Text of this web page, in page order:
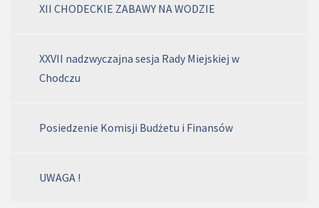
XII CHODECKIE ZABAWY NA WODZIE
XXVII nadzwyczajna sesja Rady Miejskiej w
Chodczu
Posiedzenie Komisji Budżetu i Finansów
UWAGA !